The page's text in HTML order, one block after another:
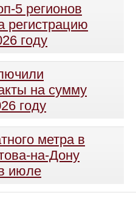
5 регионов
регистрацию
году
на сумму
году
метра в
на-Дону
июле